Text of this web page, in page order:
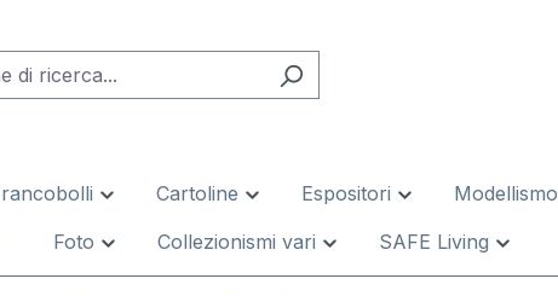
Cartoline Espositori
Modellismo
Foto Collezionismi vari SAFE Living